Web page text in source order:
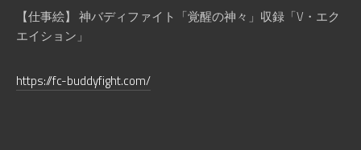
【仕事絵】 神バディファイト「覚醒の神々」収録「V・エク
エイション」
https://fc-buddyfight.com/